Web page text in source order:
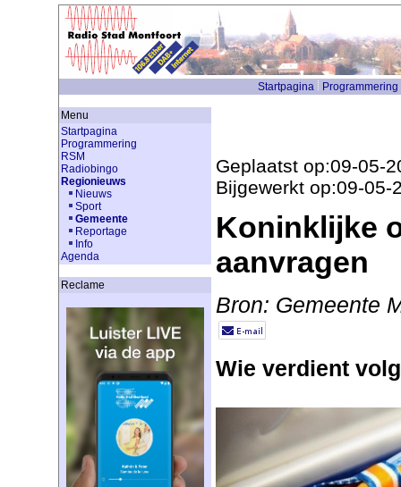
Startpagina Programmering
Menu
Startpagina
Programmering
RSM
Radiobingo
Regionieuws
Nieuws
Sport
Gemeente
Reportage
Info
Agenda
Reclame
Geplaatst op:09-05-
Bijgewerkt op:09-05-
Koninklijke
aanvragen
Bron: Gemeente
Wie verdient